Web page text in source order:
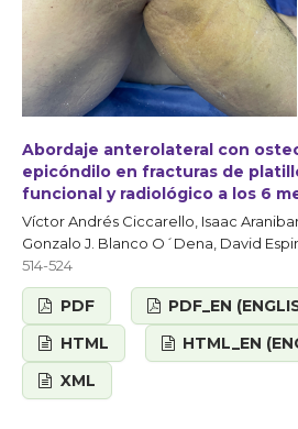
Abordaje anterolateral con
epicóndilo en fracturas de
funcional y radiológico a los 6
Víctor Andrés Ciccarello, Isaac
Gonzalo J. Blanco O´Dena, David
514-524
PDF
PDF_EN
HTML
HTML_EN
XML